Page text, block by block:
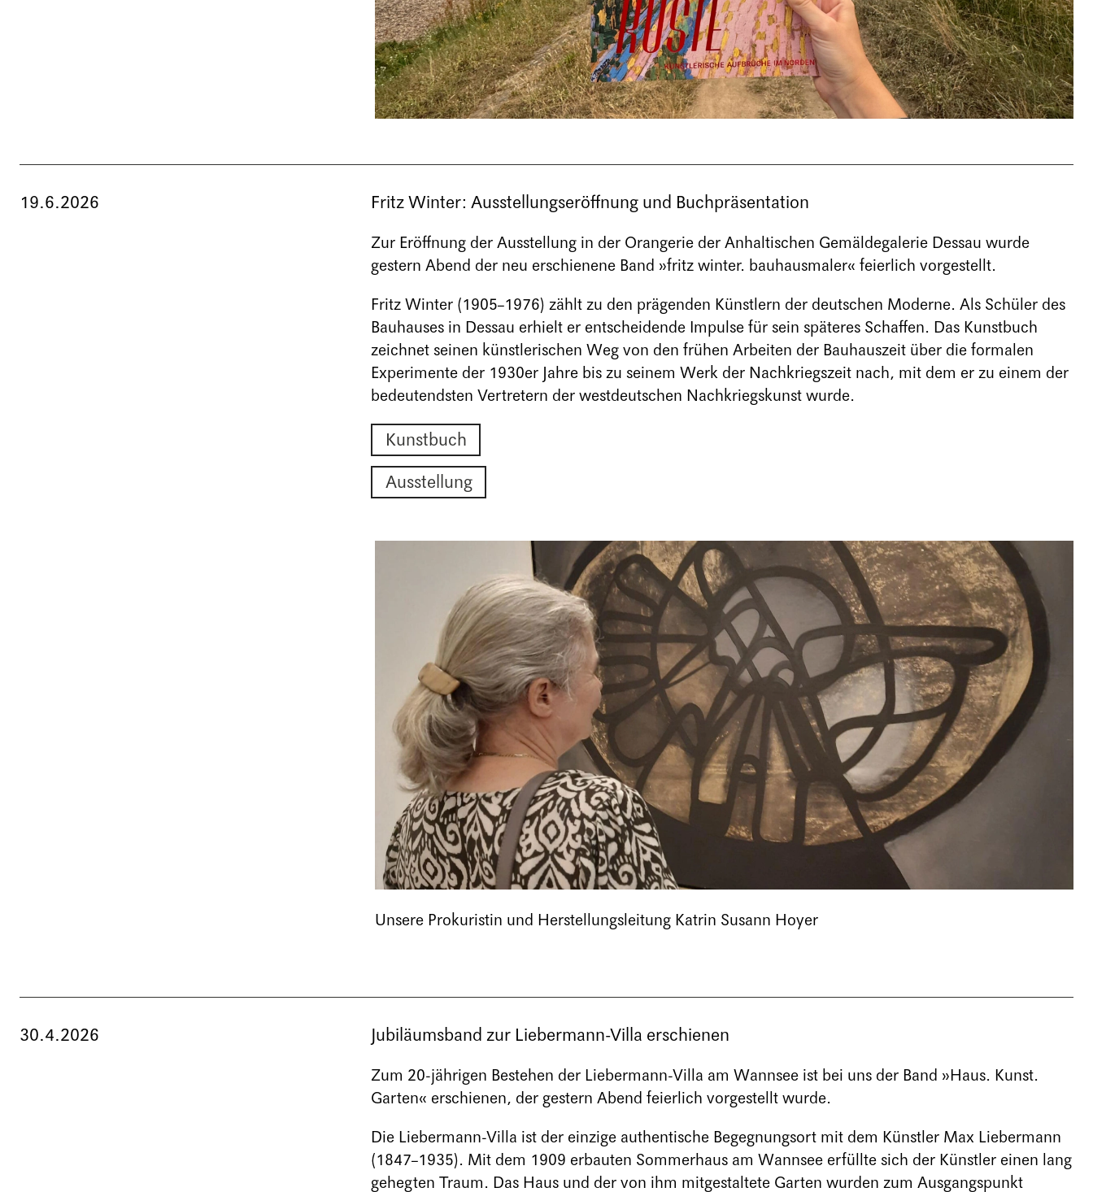
19.6.2026 Fritz Winter: Ausstellungseröffnung und Buchpräsentation
Zur Eröffnung der Ausstellung in der Orangerie der Anhaltischen Gemäldegalerie Dessau wurde
gestern Abend der neu erschienene Band »fritz winter. bauhausmaler« feierlich vorgestellt.
Fritz Winter (1905–1976) zählt zu den prägenden Künstlern der deutschen Moderne. Als Schüler des
Bauhauses in Dessau erhielt er entscheidende Impulse für sein späteres Schaffen. Das Kunstbuch
zeichnet seinen künstlerischen Weg von den frühen Arbeiten der Bauhauszeit über die formalen
Experimente der 1930er Jahre bis zu seinem Werk der Nachkriegszeit nach, mit dem er zu einem der
bedeutendsten Vertretern der westdeutschen Nachkriegskunst wurde.
Kunstbuch
Ausstellung
Unsere Prokuristin und Herstellungsleitung Katrin Susann Hoyer
30.4.2026 Jubiläumsband zur Liebermann-Villa erschienen
Zum 20-jährigen Bestehen der Liebermann-Villa am Wannsee ist bei uns der Band »Haus. Kunst.
Garten« erschienen, der gestern Abend feierlich vorgestellt wurde.
Die Liebermann-Villa ist der einzige authentische Begegnungsort mit dem Künstler Max Liebermann
(1847–1935). Mit dem 1909 erbauten Sommerhaus am Wannsee erfüllte sich der Künstler einen lang
gehegten Traum. Das Haus und der von ihm mitgestaltete Garten wurden zum Ausgangspunkt